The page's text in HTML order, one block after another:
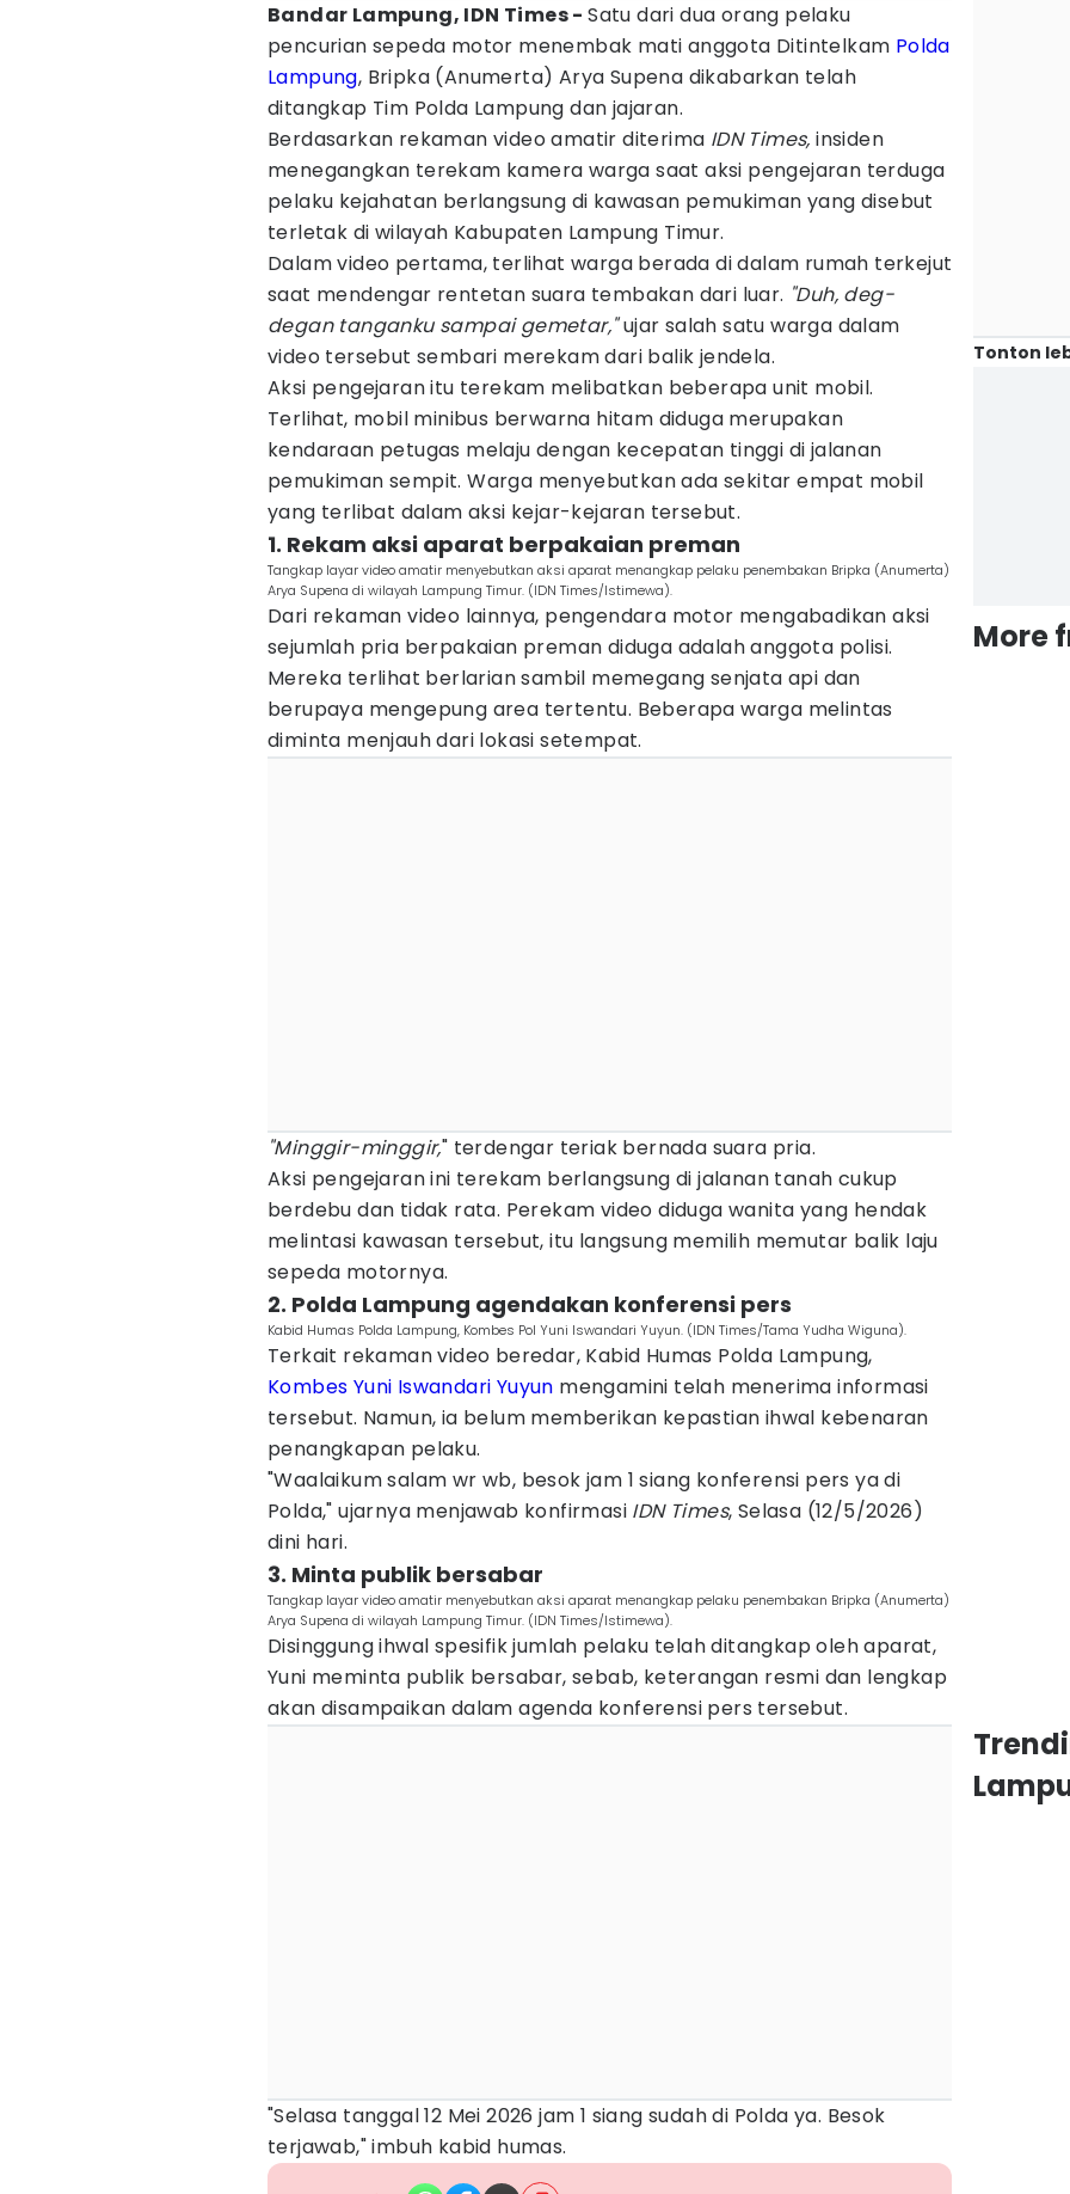
Bandar Lampung, IDN Times -Satu dari dua orang pelaku
pencurian sepeda motor menembak mati anggota Ditintelkam Polda
Lampung, Bripka (Anumerta) Arya Supena dikabarkan telah
ditangkap Tim Polda Lampung dan jajaran.
Berdasarkan rekaman video amatir diterima IDN Times, insiden
menegangkan terekam kamera warga saat aksi pengejaran terduga
pelaku kejahatan berlangsung di kawasan pemukiman yang disebut
terletak di wilayah Kabupaten Lampung Timur.
Dalam video pertama, terlihat warga berada di dalam rumah terkejut
saat mendengar rentetan suara tembakan dari luar. "Duh, deg-
degan tanganku sampai gemetar,"ujar salah satu warga dalam
video tersebut sembari merekam dari balik jendela.
Aksi pengejaran itu terekam melibatkan beberapa unit mobil.
Terlihat, mobil minibus berwarna hitam diduga merupakan
kendaraan petugas melaju dengan kecepatan tinggi di jalanan
pemukiman sempit. Warga menyebutkan ada sekitar empat mobil
yang terlibat dalam aksi kejar-kejaran tersebut.
1. Rekam aksi aparat berpakaian preman
Tangkap layar video amatir menyebutkan aksi aparat menangkap pelaku penembakan Bripka (Anumerta)
Arya Supena di wilayah Lampung Timur. (IDN Times/Istimewa).
Dari rekaman video lainnya, pengendara motor mengabadikan aksi
sejumlah pria berpakaian preman diduga adalah anggota polisi.
Mereka terlihat berlarian sambil memegang senjata api dan
berupaya mengepung area tertentu. Beberapa warga melintas
diminta menjauh dari lokasi setempat.
"Minggir-minggir," terdengar teriak bernada suara pria.
Aksi pengejaran ini terekam berlangsung di jalanan tanah cukup
berdebu dan tidak rata. Perekam video diduga wanita yang hendak
melintasi kawasan tersebut, itu langsung memilih memutar balik laju
sepeda motornya.
2. Polda Lampung agendakan konferensi pers
Kabid Humas Polda Lampung, Kombes Pol Yuni Iswandari Yuyun. (IDN Times/Tama Yudha Wiguna).
Terkait rekaman video beredar, Kabid Humas Polda Lampung,
Kombes Yuni Iswandari Yuyun mengamini telah menerima informasi
tersebut. Namun, ia belum memberikan kepastian ihwal kebenaran
penangkapan pelaku.
"Waalaikum salam wr wb, besok jam 1 siang konferensi pers ya di
Polda," ujarnya menjawab konfirmasi IDN Times, Selasa (12/5/2026)
dini hari.
3. Minta publik bersabar
Tangkap layar video amatir menyebutkan aksi aparat menangkap pelaku penembakan Bripka (Anumerta)
Arya Supena di wilayah Lampung Timur. (IDN Times/Istimewa).
Disinggung ihwal spesifik jumlah pelaku telah ditangkap oleh aparat,
Yuni meminta publik bersabar, sebab, keterangan resmi dan lengkap
akan disampaikan dalam agenda konferensi pers tersebut.
"Selasa tanggal 12 Mei 2026 jam 1 siang sudah di Polda ya. Besok
terjawab," imbuh kabid humas.
Tonton
More